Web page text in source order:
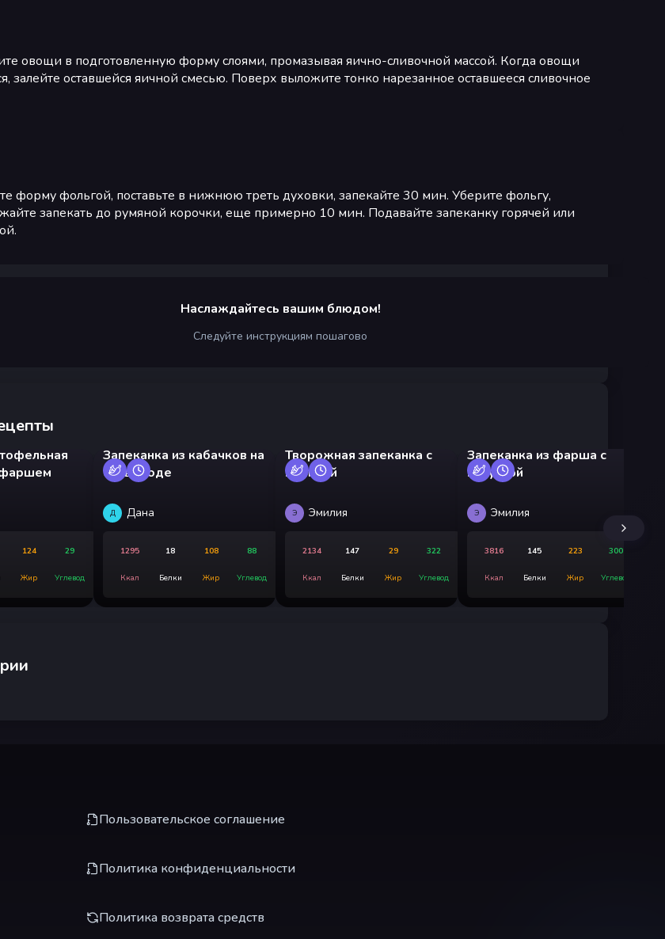
овощи в подготовленную форму слоями, промазывая яично-сливочной массой. Когда овощи
залейте оставшейся яичной смесью. Поверх выложите тонко нарезанное оставшееся сливочное
форму фольгой, поставьте в нижнюю треть духовки, запекайте 30 мин. Уберите фольгу,
запекать до румяной корочки, еще примерно 10 мин. Подавайте запеканку горячей или
Наслаждайтесь вашим блюдом!
Следуйте инструкциям пошагово
фаршем
124
Жир
29
Углевод
Запеканка из кабачков на
сковороде
Д Дана
1295
Ккал
18
Белки
108
Жир
88
Углевод
Творожная запеканка с
малиной
Э Эмилия
2134
Ккал
147
Белки
29
Жир
322
Углевод
Запеканка из фарша с
капустой
Э Эмилия
3816
Ккал
145
Белки
223
Жир
300
Углевод
Пользовательское соглашение
Политика конфиденциальности
Политика возврата средств